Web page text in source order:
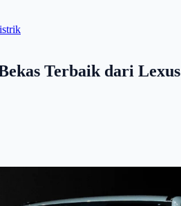
Terbaik dari Lexus